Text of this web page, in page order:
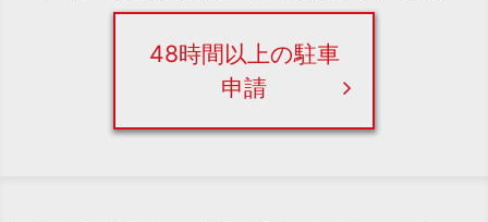
48時間以上の駐車
申請